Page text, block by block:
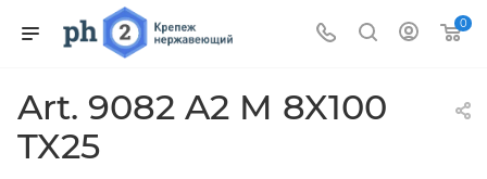
0
Art. 9082 A2 M 8X100
TX25